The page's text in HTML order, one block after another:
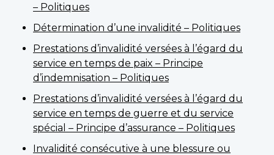
– Politiques
Détermination d’une invalidité – Politiques
Prestations d’invalidité versées à l’égard du
service en temps de paix – Principe
d’indemnisation – Politiques
Prestations d’invalidité versées à l’égard du
service en temps de guerre et du service
spécial – Principe d’assurance – Politiques
Invalidité consécutive à une blessure ou